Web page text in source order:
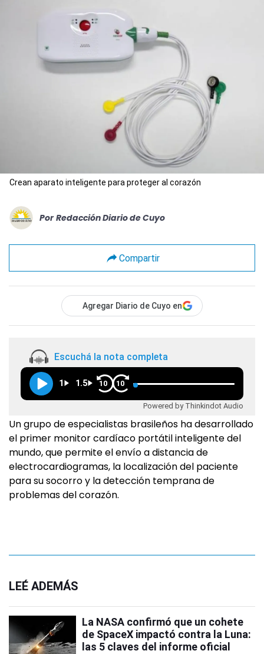
Crean aparato inteligente para proteger al corazón
Por Redacción Diario de Cuyo
Compartir
Agregar Diario de Cuyo en
Escuchá la nota completa
1 1.5 10 10
Powered by Thinkindot Audio
Un grupo de especialistas brasileños ha desarrollado
el primer monitor cardíaco portátil inteligente del
mundo, que permite el envío a distancia de
electrocardiogramas, la localización del paciente
para su socorro y la detección temprana de
problemas del corazón.
LEÉ ADEMÁS
La NASA confirmó que un cohete
de SpaceX impactó contra la Luna:
las 5 claves del informe oficial